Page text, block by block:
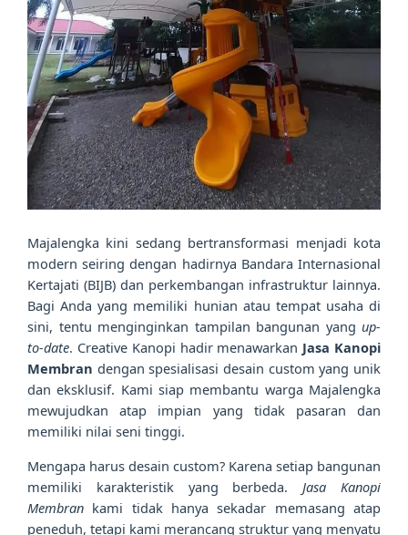
Majalengka kini sedang bertransformasi menjadi kota
modern seiring dengan hadirnya Bandara Internasional
Kertajati (BIJB) dan perkembangan infrastruktur lainnya.
Bagi Anda yang memiliki hunian atau tempat usaha di
sini, tentu menginginkan tampilan bangunan yang up-
to-date. Creative Kanopi hadir menawarkan Jasa Kanopi
Membran dengan spesialisasi desain custom yang unik
dan eksklusif. Kami siap membantu warga Majalengka
mewujudkan atap impian yang tidak pasaran dan
memiliki nilai seni tinggi.
Mengapa harus desain custom? Karena setiap bangunan
memiliki karakteristik yang berbeda.Jasa Kanopi
Membran kami tidak hanya sekadar memasang atap
peneduh, tetapi kami merancang struktur yang menyatu